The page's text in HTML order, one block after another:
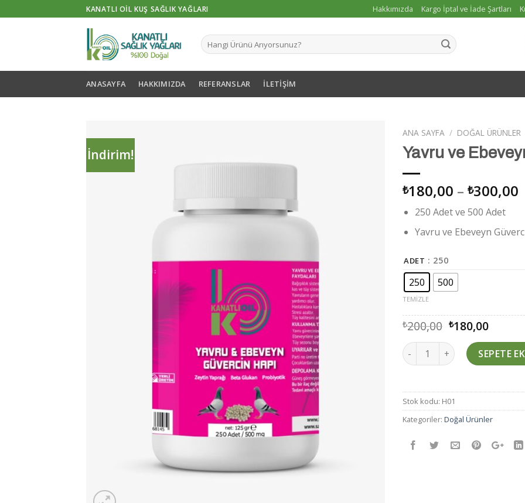
to
KANATLI OIL KUŞ SAĞLIK YAĞLARI Hakkımızda Kargo İptal ve İade Şartları
ANASAYFA HAKKIMIZDA REFERANSLAR İLETIŞIM
İndirim!
ANA SAYFA / DOĞAL ÜRÜNLER
Yavru ve
₺180,00 – ₺300,00
-
250 Adet ve 500 Adet
Yavru ve Ebeveyn
ADET : 250
250 500
TEMIZLE
₺200,00 Orijinal
fiyat:
₺200,00.
₺180,00Şu
fiyat:
Miktar SEPETE
Stok kodu: H01
Kategoriler: Doğal Ürünler